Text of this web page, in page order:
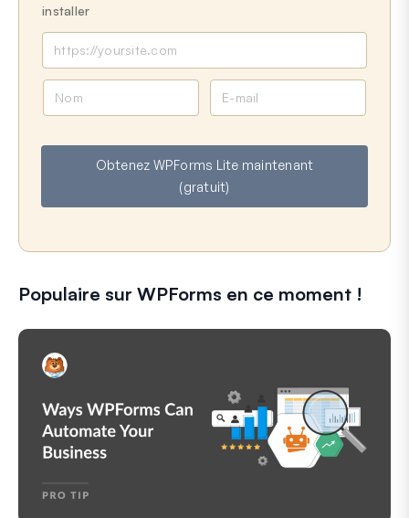
installer
a
i
l
Obtenez WPForms Lite maintenant
(gratuit)
Populaire sur WPForms en ce moment !